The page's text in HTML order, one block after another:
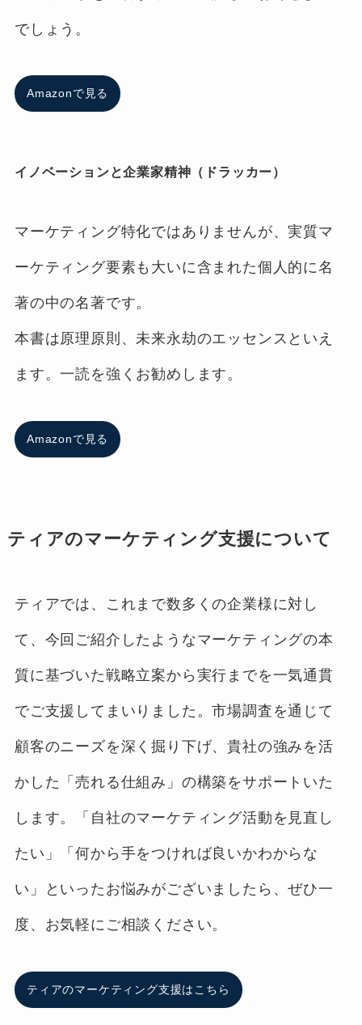
でしょう。
Amazonで見る
イノベーションと企業家精神（ドラッカー）
マーケティング特化ではありませんが、実質マ
ーケティング要素も大いに含まれた個人的に名
著の中の名著です。
本書は原理原則、未来永劫のエッセンスといえ
ます。一読を強くお勧めします。
Amazonで見る
ティアのマーケティング支援について
ティアでは、これまで数多くの企業様に対し
て、今回ご紹介したようなマーケティングの本
質に基づいた戦略立案から実行までを一気通貫
でご支援してまいりました。市場調査を通じて
顧客のニーズを深く掘り下げ、貴社の強みを活
かした「売れる仕組み」の構築をサポートいた
します。「自社のマーケティング活動を見直し
たい」「何から手をつければ良いかわからな
い」といったお悩みがございましたら、ぜひ一
度、お気軽にご相談ください。
ティアのマーケティング支援はこちら